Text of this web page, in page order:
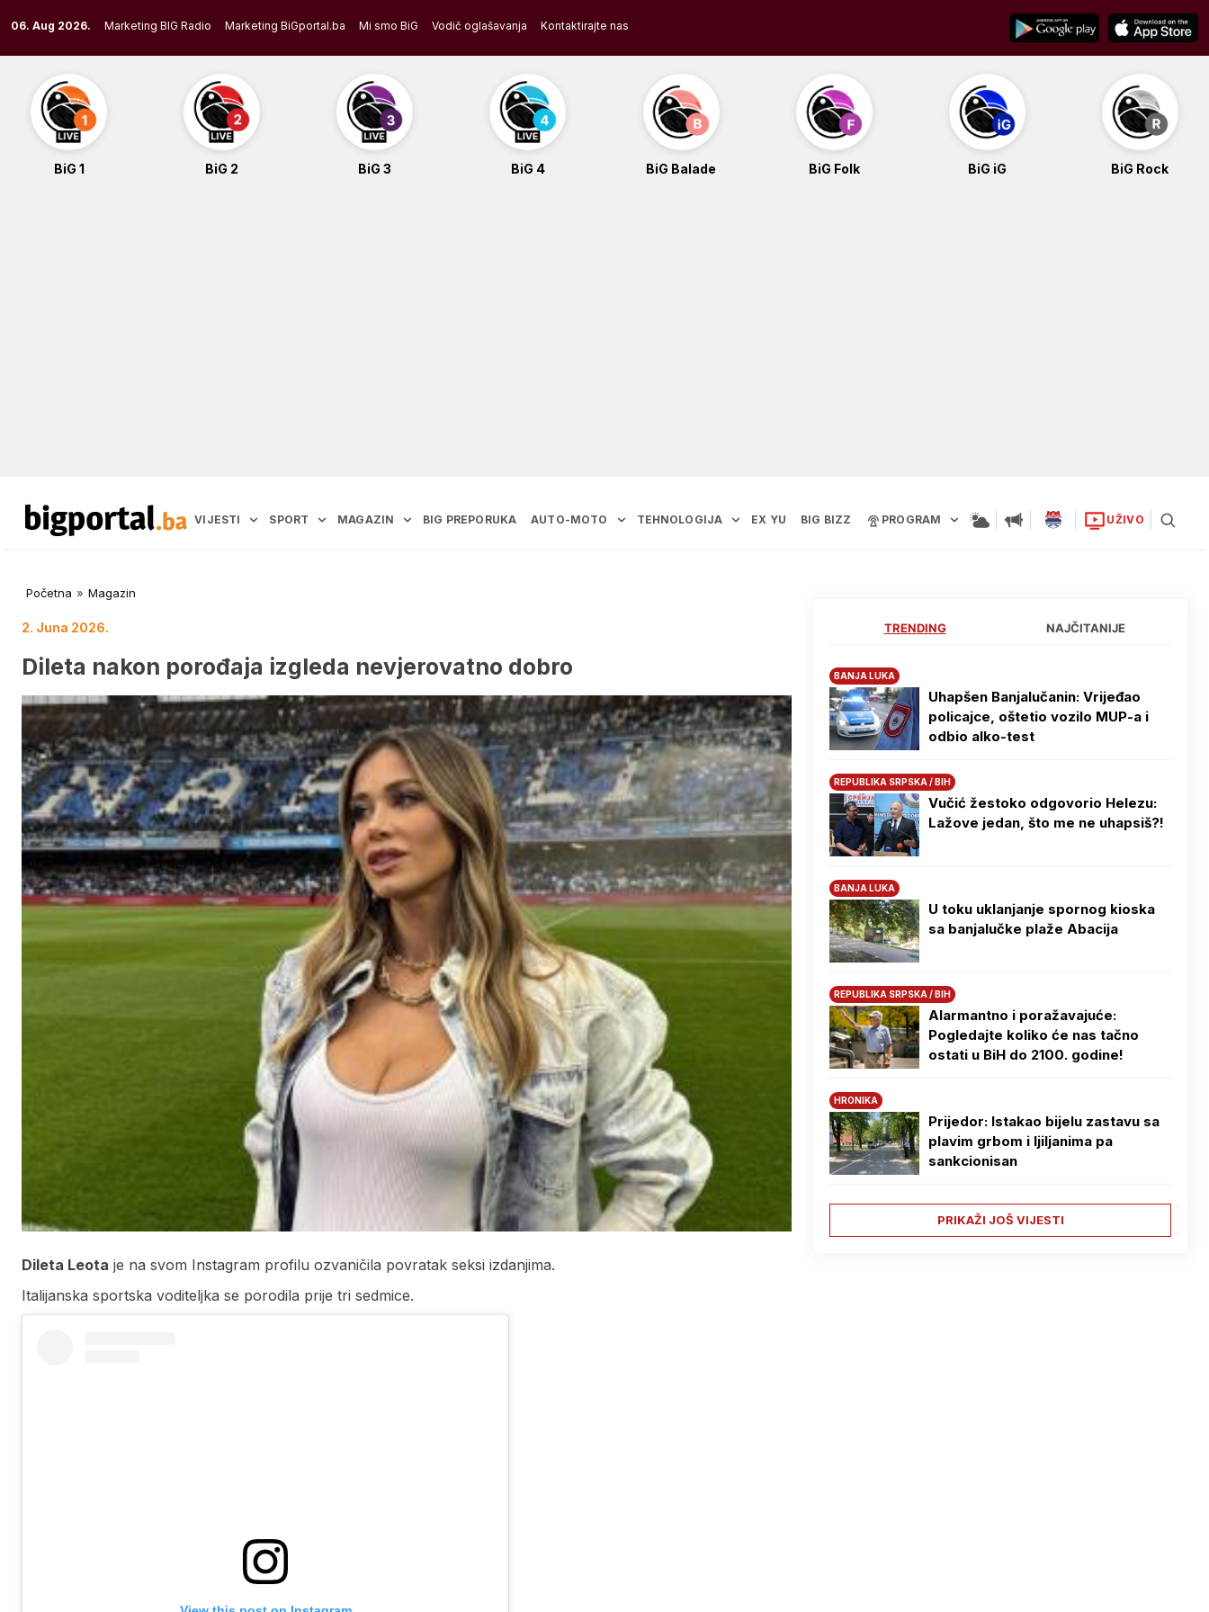
to
content
06. Aug 2026. Marketing BIG Radio Marketing BiGportal.ba Mi smo BiG Vodič oglašavanja Kontaktirajte nas
BiG 1 BiG 2 BiG 3 BiG 4 BiG Balade BiG Folk BiG iG BiG Rock
VIJESTI SPORT MAGAZIN BIG PREPORUKA AUTO-MOTO TEHNOLOGIJA EX YU BIG BIZZ PROGRAM UŽIVO
Početna » Magazin
2. Juna 2026.
Dileta nakon porođaja izgleda nevjerovatno dobro
Dileta Leota je na svom Instagram profilu ozvaničila povratak seksi izdanjima.
Italijanska sportska voditeljka se porodila prije tri sedmice.
TRENDING NAJČITANIJE
BANJA LUKA
Uhapšen Banjalučanin: Vrijeđao
policajce, oštetio vozilo MUP-a i
odbio alko-test
REPUBLIKA SRPSKA / BIH
Vučić žestoko odgovorio Helezu:
Lažove jedan, što me ne uhapsiš?!
BANJA LUKA
U toku uklanjanje spornog kioska
sa banjalučke plaže Abacija
REPUBLIKA SRPSKA / BIH
Alarmantno i poražavajuće:
Pogledajte koliko će nas tačno
ostati u BiH do 2100. godine!
HRONIKA
Prijedor: Istakao bijelu zastavu sa
plavim grbom i ljiljanima pa
sankcionisan
PRIKAŽI JOŠ VIJESTI